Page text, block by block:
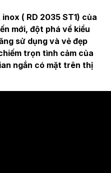
( RD 2035 ST1) của
mới, đột phá về kiểu
sử dụng và vẻ đẹp
trọn tình cảm của
ngắn có mặt trên thị